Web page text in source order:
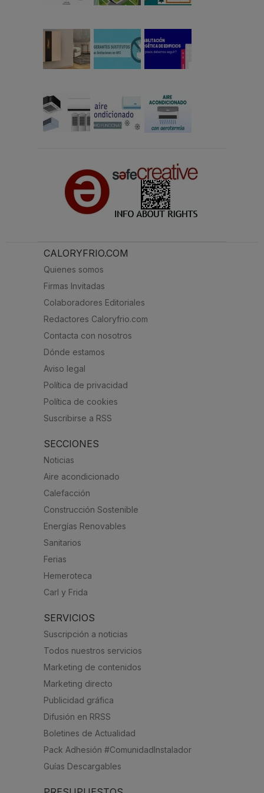
CALORYFRIO.COM
Quienes somos
Firmas Invitadas
Colaboradores Editoriales
Redactores Caloryfrio.com
Contacta con nosotros
Dónde estamos
Aviso legal
Política de privacidad
Política de cookies
Suscribirse a RSS
SECCIONES
Noticias
Aire acondicionado
Calefacción
Construcción Sostenible
Energías Renovables
Sanitarios
Ferias
Hemeroteca
Carl y Frida
SERVICIOS
Suscripción a noticias
Todos nuestros servicios
Marketing de contenidos
Marketing directo
Publicidad gráfica
Difusión en RRSS
Boletines de Actualidad
Pack Adhesión #ComunidadInstalador
Guías Descargables